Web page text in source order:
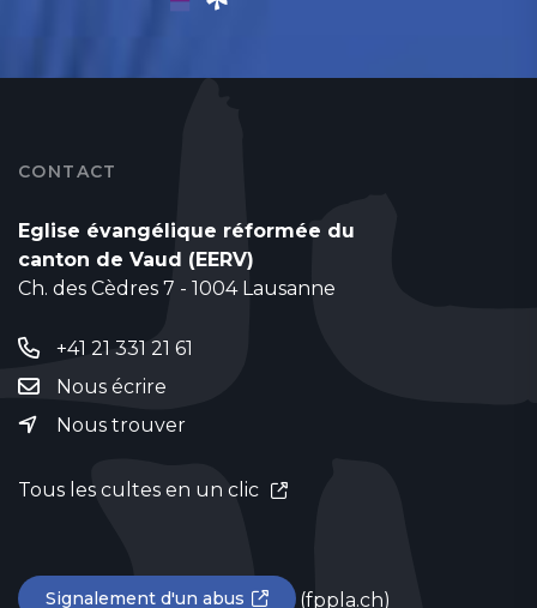
CONTACT
Eglise évangélique réformée du
canton de Vaud (EERV)
Ch. des Cèdres 7 - 1004 Lausanne
+41 21 331 21 61
Nous écrire
Nous trouver
Tous les cultes en un clic
Signalement d'un abus
(fppla.ch)